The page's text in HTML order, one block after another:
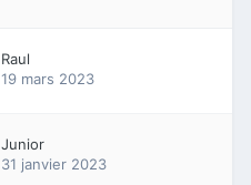
Raul
19 mars 2023
Junior
31 janvier 2023